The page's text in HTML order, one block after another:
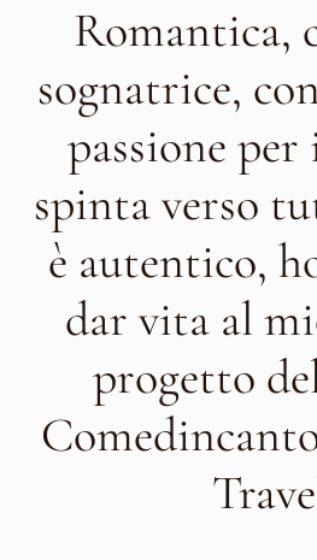
Romantica,
sognatrice,
passione per
spinta verso
è autentico,
dar vita al
progetto